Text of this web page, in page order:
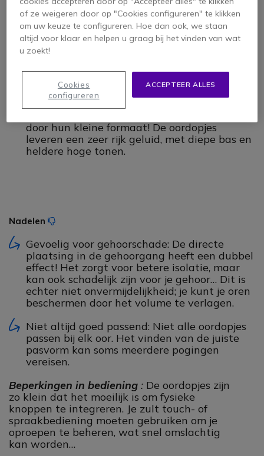
Super isolerend: Door hun plaatsing direct in
de gehoorgang blokkeren ze vrijwel al het
omgevingsgeluid.
Comfortabel ++: Dankzij de siliconen of
schuimen oordopjes passen ze perfect in je
oren.
door hun kleine formaat! De oordopjes
leveren een zeer rijk geluid, met diepe bas en
heldere hoge tonen.
Nadelen
Gevoelig voor gehoorschade: De directe
plaatsing in de gehoorgang heeft een dubbel
effect! Het zorgt voor betere isolatie, maar
kan ook schadelijk zijn voor je gehoor… Dit is
echter niet onvermijdelijkheid; je kunt je oren
beschermen door het volume te verlagen.
Niet altijd goed passend: Niet alle oordopjes
passen bij elk oor. Het vinden van de juiste
pasvorm kan soms meerdere pogingen
vereisen.
Beperkingen in bediening : De oordopjes zijn
zo klein dat het moeilijk is om fysieke
knoppen te integreren. Je zult touch- of
spraakbediening moeten gebruiken om je
oproepen te beheren, wat snel omslachtig
kan worden…
of ze weigeren door op "Cookies configureren" te klikken
om uw keuze te configureren. Hoe dan ook, we staan
altijd voor klaar en helpen u graag bij het vinden van wat
u zoekt!
ACCEPTEER ALLES
Cookies
configureren